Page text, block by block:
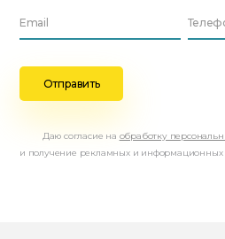
Даю согласие на обработку
и получение рекламных и информационных